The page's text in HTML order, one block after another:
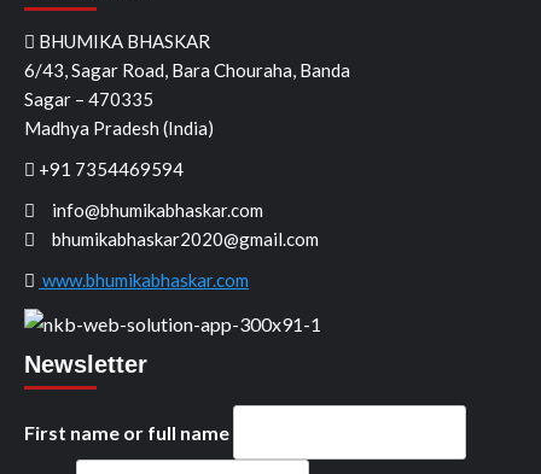
BHUMIKA BHASKAR
6/43, Sagar Road, Bara Chouraha, Banda
Sagar – 470335
Madhya Pradesh (India)
+91 7354469594
info@bhumikabhaskar.com
bhumikabhaskar2020@gmail.com
www.bhumikabhaskar.com
Newsletter
First name or full name